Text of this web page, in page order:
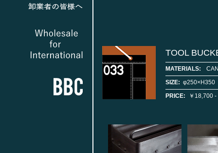
TOOL
MATERIALS:
SIZE: φ250×H350
PRICE:
￥18,700 -